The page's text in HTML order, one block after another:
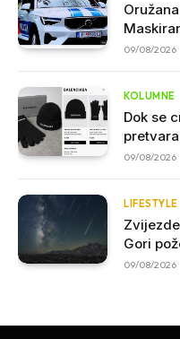
veliku
09/08/2026
KOLUMNE
Dok se
koji je
09/08/2026
LIFESTYLE
Gori
09/08/2026